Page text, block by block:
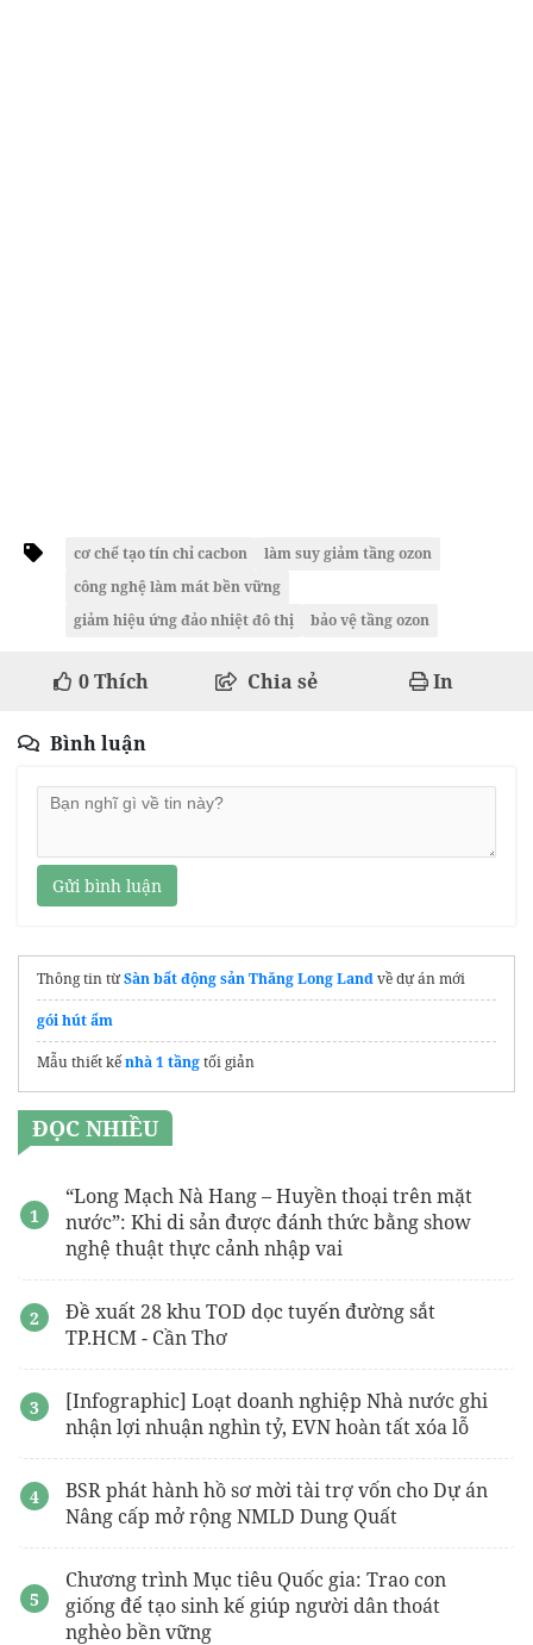
cơ chế tạo tín chỉ cacbon
làm suy giảm tầng ozon
công nghệ làm mát bền vững
giảm hiệu ứng đảo nhiệt đô thị
bảo vệ tầng ozon
0Thích Chia sẻ In
Bình luận
Gửi bình luận
Thông tin từSàn bất động sản Thăng Long Landvề dự án mới
gói hút ẩm
Mẫu thiết kếnhà 1 tầngtối giản
ĐỌC NHIỀU
“Long Mạch Nà Hang – Huyền thoại trên mặt
nước”: Khi di sản được đánh thức bằng show
nghệ thuật thực cảnh nhập vai
Đề xuất 28 khu TOD dọc tuyến đường sắt
TP.HCM - Cần Thơ
[Infographic] Loạt doanh nghiệp Nhà nước ghi
nhận lợi nhuận nghìn tỷ, EVN hoàn tất xóa lỗ
BSR phát hành hồ sơ mời tài trợ vốn cho Dự án
Nâng cấp mở rộng NMLD Dung Quất
Chương trình Mục tiêu Quốc gia: Trao con
giống để tạo sinh kế giúp người dân thoát
nghèo bền vững